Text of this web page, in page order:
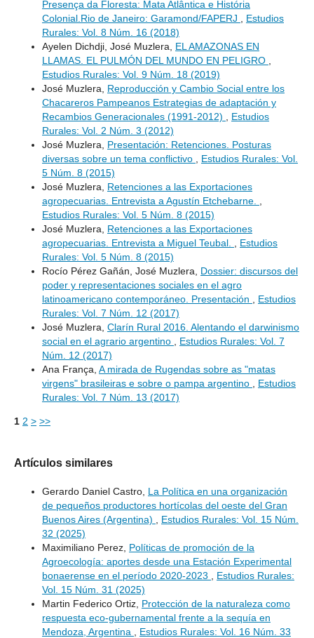
Presença da Floresta: Mata Atlântica e História
Colonial.Rio de Janeiro: Garamond/FAPERJ
Estudios
Rurales: Vol. 8 Núm. 16 (2018)
Ayelen Dichdji, José Muzlera, EL AMAZONAS EN
LLAMAS. EL PULMÓN DEL MUNDO EN PELIGRO
Estudios Rurales: Vol. 9 Núm. 18 (2019)
José Muzlera, Reproducción y Cambio Social entre los
Chacareros Pampeanos Estrategias de adaptación y
Recambios Generacionales (1991-2012)
Estudios
Rurales: Vol. 2 Núm. 3 (2012)
José Muzlera, Presentación: Retenciones. Posturas
diversas sobre un tema conflictivo
Estudios Rurales: Vol.
5 Núm. 8 (2015)
José Muzlera, Retenciones a las Exportaciones
agropecuarias. Entrevista a Agustín Etchebarne.
Estudios Rurales: Vol. 5 Núm. 8 (2015)
José Muzlera, Retenciones a las Exportaciones
agropecuarias. Entrevista a Miguel Teubal.
Estudios
Rurales: Vol. 5 Núm. 8 (2015)
Rocío Pérez Gañán, José Muzlera, Dossier: discursos del
poder y representaciones sociales en el agro
latinoamericano contemporáneo. Presentación
Estudios
Rurales: Vol. 7 Núm. 12 (2017)
José Muzlera, Clarín Rural 2016. Alentando el darwinismo
social en el agrario argentino
Estudios Rurales: Vol. 7
Núm. 12 (2017)
Ana França, A mirada de Rugendas sobre as "matas
virgens" brasileiras e sobre o pampa argentino
Estudios
Rurales: Vol. 7 Núm. 13 (2017)
1 2 > >>
Artículos similares
Gerardo Daniel Castro, La Política en una organización
de pequeños productores hortícolas del oeste del Gran
Buenos Aires (Argentina)
Estudios Rurales: Vol. 15 Núm.
32 (2025)
Maximiliano Perez, Políticas de promoción de la
Agroecología: aportes desde una Estación Experimental
bonaerense en el período 2020-2023
Estudios Rurales:
Vol. 15 Núm. 31 (2025)
Martin Federico Ortiz, Protección de la naturaleza como
respuesta eco-gubernamental frente a la sequía en
Mendoza, Argentina
Estudios Rurales: Vol. 16 Núm. 33